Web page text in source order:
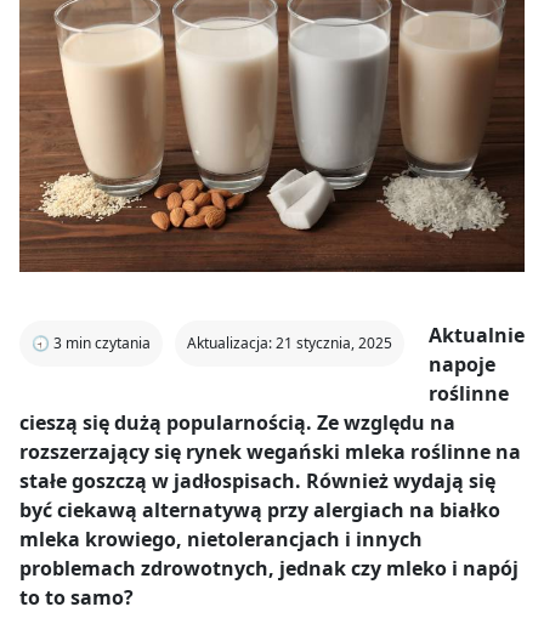
🕣 3 min czytania Aktualizacja: 21 stycznia, 2025
Aktualnie
napoje
roślinne
cieszą się dużą popularnością. Ze względu na
rozszerzający się rynek wegański mleka roślinne na
stałe goszczą w jadłospisach. Również wydają się
być ciekawą alternatywą przy alergiach na białko
mleka krowiego, nietolerancjach i innych
problemach zdrowotnych, jednak czy mleko i napój
to to samo?